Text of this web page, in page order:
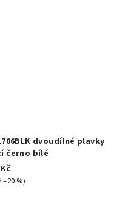
dvoudílné plavky
černo bílé
–20 %)